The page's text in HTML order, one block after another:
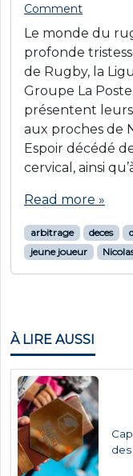
Comment
Le monde du
profonde
de Rugby, la
Groupe La
présentent
aux proches de
Espoir décédé
cervical, ainsi
Read more »
arbitrage deces
jeune joueur
À LIRE AUSSI